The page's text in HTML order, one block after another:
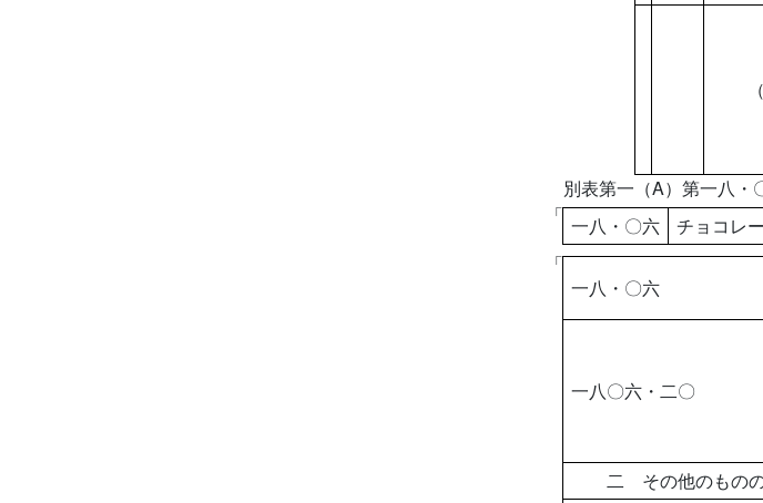
（
別表第一（A）第一八・
「 一八・〇六 チョコレ
「
一八・〇六
一八〇六・二〇
二 その他のものの